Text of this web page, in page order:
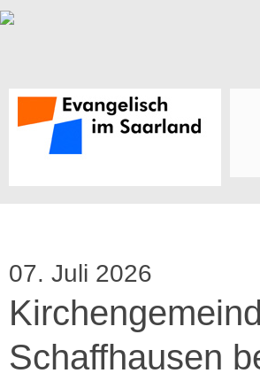
07. Juli 2026
Schaffhausen